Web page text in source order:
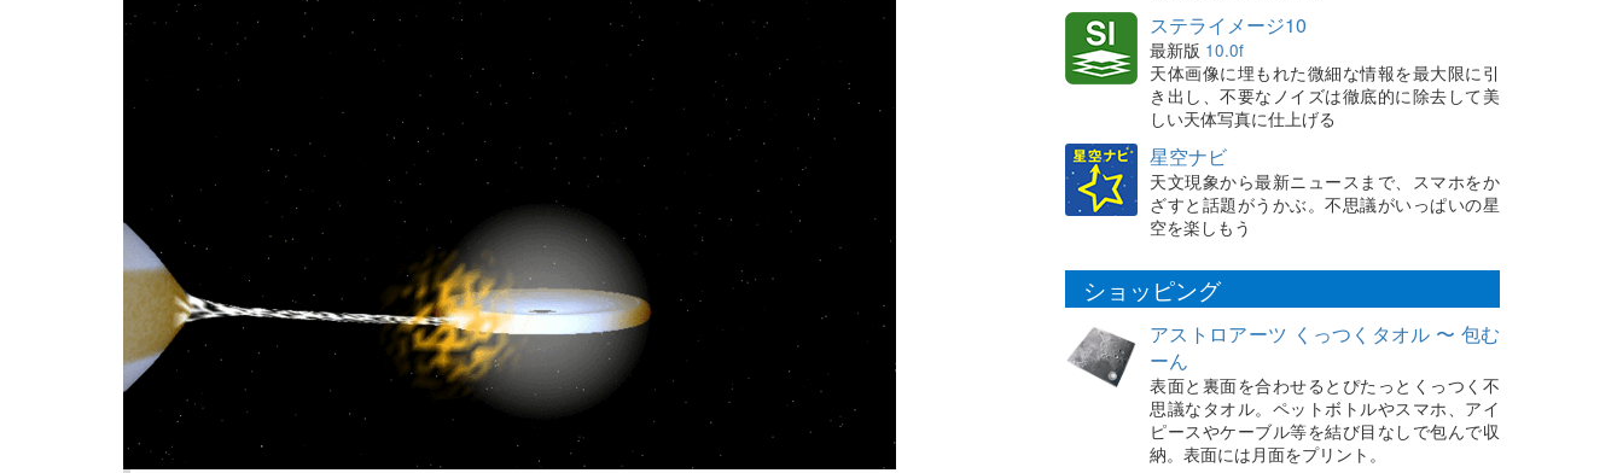
ステライメージ10
最新版 10.0f
天体画像に埋もれた微細な情報を最大限に引
き出し、不要なノイズは徹底的に除去して美
しい天体写真に仕上げる
星空ナビ
天文現象から最新ニュースまで、スマホをか
ざすと話題がうかぶ。不思議がいっぱいの星
空を楽しもう
ショッピング
アストロアーツ くっつくタオル 〜 包む
ーん
表面と裏面を合わせるとぴたっとくっつく不
思議なタオル。ペットボトルやスマホ、アイ
ピースやケーブル等を結び目なしで包んで収
納。表面には月面をプリント。